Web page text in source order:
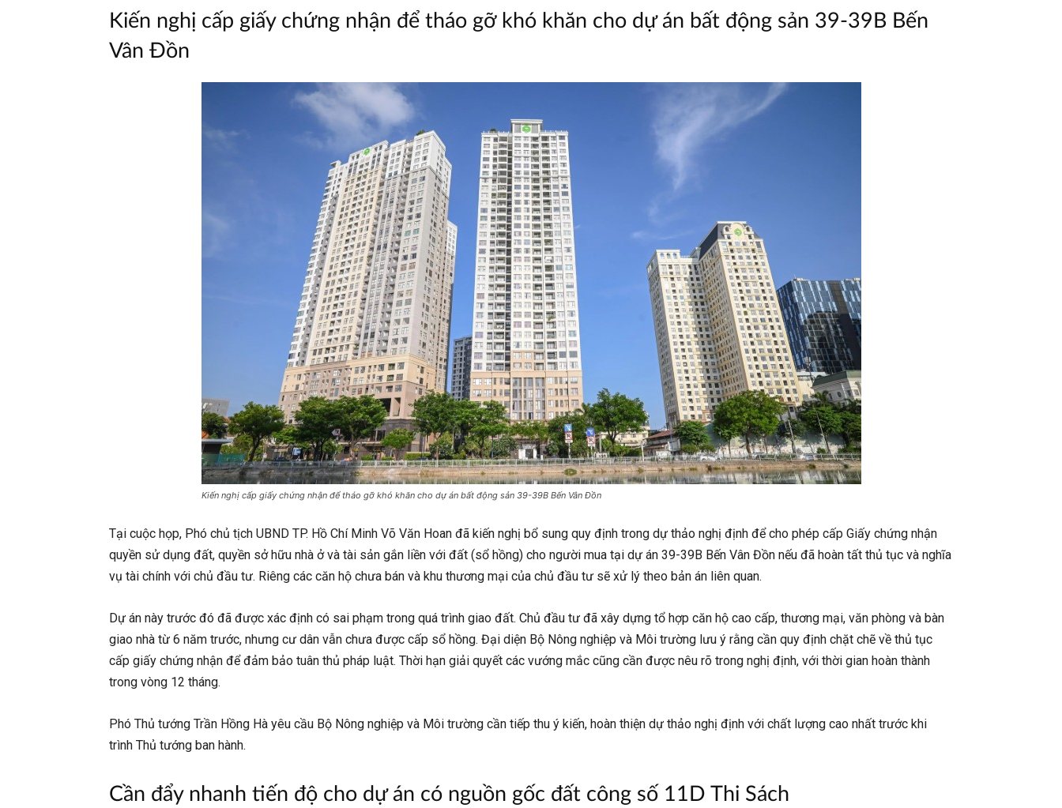
Kiến nghị cấp giấy chứng nhận để tháo gỡ khó khăn cho dự án bất động sản 39-39B Bến
Vân Đồn
Kiến nghị cấp giấy chứng nhận để tháo gỡ khó khăn cho dự án bất động sản 39-39B Bến Vân Đồn
Tại cuộc họp, Phó chủ tịch UBND TP. Hồ Chí Minh Võ Văn Hoan đã kiến nghị bổ sung quy định trong dự thảo nghị định để cho phép cấp Giấy chứng nhận
quyền sử dụng đất, quyền sở hữu nhà ở và tài sản gắn liền với đất (sổ hồng) cho người mua tại dự án 39-39B Bến Vân Đồn nếu đã hoàn tất thủ tục và nghĩa
vụ tài chính với chủ đầu tư. Riêng các căn hộ chưa bán và khu thương mại của chủ đầu tư sẽ xử lý theo bản án liên quan.
Dự án này trước đó đã được xác định có sai phạm trong quá trình giao đất. Chủ đầu tư đã xây dựng tổ hợp căn hộ cao cấp, thương mại, văn phòng và bàn
giao nhà từ 6 năm trước, nhưng cư dân vẫn chưa được cấp sổ hồng. Đại diện Bộ Nông nghiệp và Môi trường lưu ý rằng cần quy định chặt chẽ về thủ tục
cấp giấy chứng nhận để đảm bảo tuân thủ pháp luật. Thời hạn giải quyết các vướng mắc cũng cần được nêu rõ trong nghị định, với thời gian hoàn thành
trong vòng 12 tháng.
Phó Thủ tướng Trần Hồng Hà yêu cầu Bộ Nông nghiệp và Môi trường cần tiếp thu ý kiến, hoàn thiện dự thảo nghị định với chất lượng cao nhất trước khi
trình Thủ tướng ban hành.
Cần đẩy nhanh tiến độ cho dự án có nguồn gốc đất công số 11D Thi Sách